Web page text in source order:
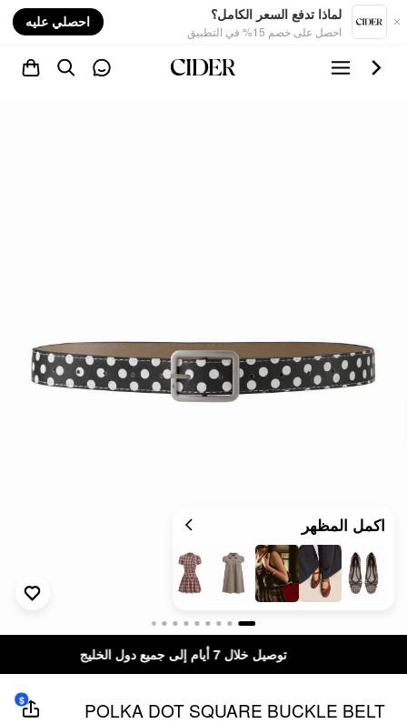
لماذا تدفع السعر الكامل؟
احصل على خصم 15% في التطبيق
احصلي عليه
اكمل المظهر
توصيل خلال 7 أيام إلى جميع دول الخليج
POLKA DOT SQUARE BUCKLE BELT
$